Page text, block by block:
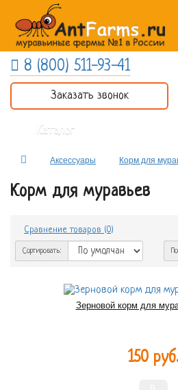
8 (800) 511-93-41
Заказать звонок
Каталог
Аксессуары Корм для
Корм для муравьев
Сравнение товаров (0)
Сортировать:
Зерновой корм для
150 руб.